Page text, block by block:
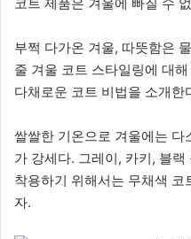
코트 제품은 겨울에 빠질 수
부쩍 다가온 겨울, 따뜻함은
줄 겨울 코트 스타일링에 대
다채로운 코트 비법을 소개한
쌀쌀한 기온으로 겨울에는 다
가 강세다. 그레이, 카키, 블
착용하기 위해서는 무채색
자.